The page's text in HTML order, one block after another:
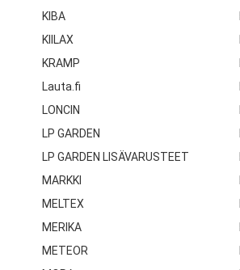
KIBA
KIILAX
KRAMP
Lauta.fi
LONCIN
LP GARDEN
LP GARDEN LISÄVARUSTEET
MARKKI
MELTEX
MERIKA
METEOR